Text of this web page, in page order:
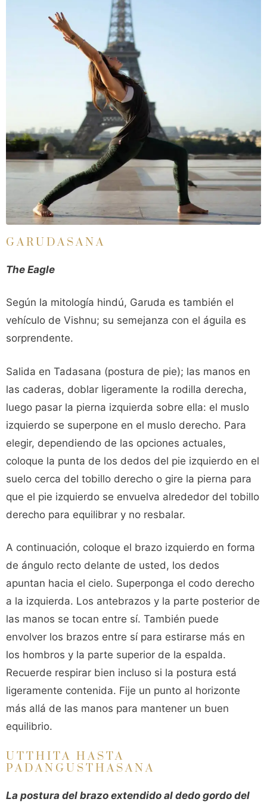
GARUDASANA
The Eagle
Según la mitología hindú, Garuda es también el
vehículo de Vishnu; su semejanza con el águila es
sorprendente.
Salida en Tadasana (postura de pie); las manos en
las caderas, doblar ligeramente la rodilla derecha,
luego pasar la pierna izquierda sobre ella: el muslo
izquierdo se superpone en el muslo derecho. Para
elegir, dependiendo de las opciones actuales,
coloque la punta de los dedos del pie izquierdo en el
suelo cerca del tobillo derecho o gire la pierna para
que el pie izquierdo se envuelva alrededor del tobillo
derecho para equilibrar y no resbalar.
A continuación, coloque el brazo izquierdo en forma
de ángulo recto delante de usted, los dedos
apuntan hacia el cielo. Superponga el codo derecho
a la izquierda. Los antebrazos y la parte posterior de
las manos se tocan entre sí. También puede
envolver los brazos entre sí para estirarse más en
los hombros y la parte superior de la espalda.
Recuerde respirar bien incluso si la postura está
ligeramente contenida. Fije un punto al horizonte
más allá de las manos para mantener un buen
equilibrio.
UTTHITA HASTA
PADANGUSTHASANA
La postura del brazo extendido al dedo gordo del